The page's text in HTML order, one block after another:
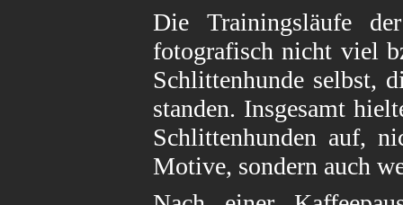
Die Trainingsläufe
fotografisch nicht viel
Schlittenhunde selbst,
standen. Insgesamt
Schlittenhunden auf,
Motive, sondern auch